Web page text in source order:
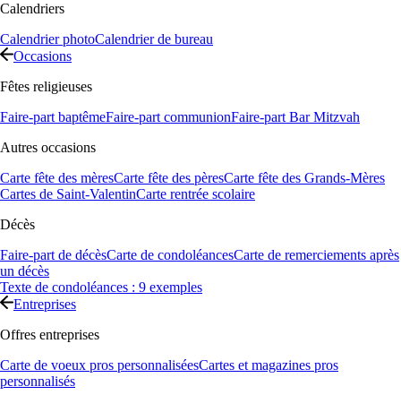
Calendriers
Calendrier photoCalendrier de bureau
Occasions
Fêtes religieuses
Faire-part baptêmeFaire-part communionFaire-part Bar Mitzvah
Autres occasions
Carte fête des mèresCarte fête des pèresCarte fête des Grands-Mères
Cartes de Saint-ValentinCarte rentrée scolaire
Décès
Faire-part de décèsCarte de condoléancesCarte de remerciements après
un décès
Texte de condoléances : 9 exemples
Entreprises
Offres entreprises
Carte de voeux pros personnaliséesCartes et magazines pros
personnalisés